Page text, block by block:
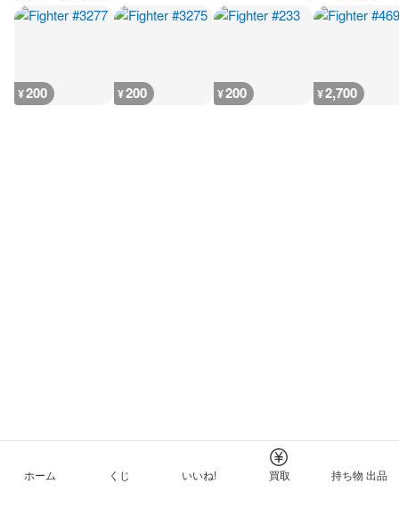
¥200 ¥200 ¥200 ¥2,700
ホーム くじ いいね! 買取 持ち物 出品